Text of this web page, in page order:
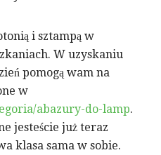
i sztampą w
W uzyskaniu
pomogą wam na
w
abazury-do-lamp.
jesteście już teraz
klasa sama w sobie.